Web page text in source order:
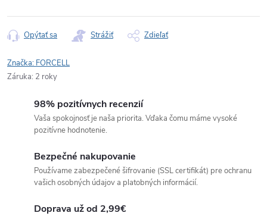
Opýtať sa Strážiť Zdieľať
Značka: FORCELL
Záruka: 2 roky
98% pozitívnych recenzií
Vaša spokojnosť je naša priorita. Vďaka čomu máme vysoké
pozitívne hodnotenie.
Bezpečné nakupovanie
Používame zabezpečené šifrovanie (SSL certifikát) pre ochranu
vašich osobných údajov a platobných informácií.
Doprava už od 2,99€